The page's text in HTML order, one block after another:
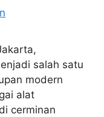
salah satu
modern
alat
cerminan